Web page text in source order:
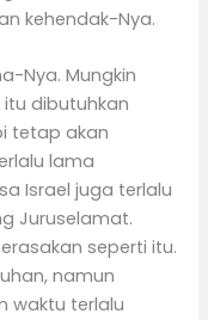
kehendak-Nya.
Nya. Mungkin
dibutuhkan
tetap akan
lama
Israel juga terlalu
Juruselamat.
seperti itu.
namun
waktu terlalu